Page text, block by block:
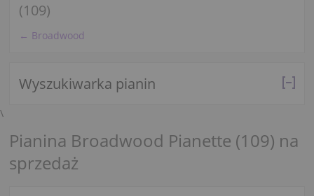
(109)
← Broadwood
Wyszukiwarka pianin
\
Pianina Broadwood Pianette (109) na
sprzedaż